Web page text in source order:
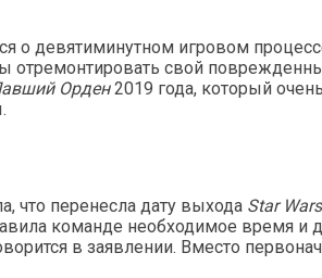
о девятиминутном игровом
свой
Орден2019 года, который
что перенесла дату выхода Star
команде необходимое время и
в заявлении. Вместо